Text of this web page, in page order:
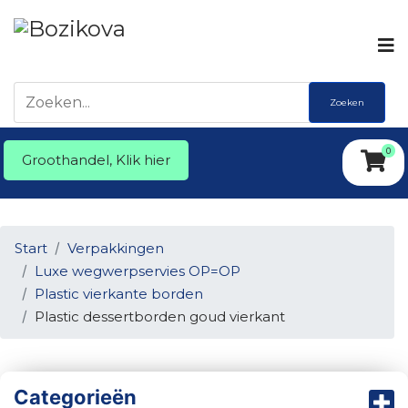
Zoeken
Groothandel, Klik hier
0
Start
Verpakkingen
Luxe wegwerpservies OP=OP
Plastic vierkante borden
Plastic dessertborden goud vierkant
Categorieën